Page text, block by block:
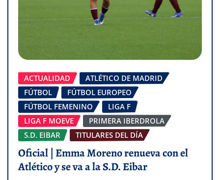
ACTUALIDAD
ATLÉTICO DE MADRID
FÚTBOL
FÚTBOL EUROPEO
FÚTBOL FEMENINO
LIGA F
LIGA F MOEVE
PRIMERA IBERDROLA
S.D. EIBAR
TITULARES DEL DÍA
Oficial | Emma Moreno renueva con el
Atlético y se va a la S.D. Eibar